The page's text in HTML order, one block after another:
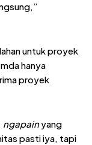
untuk proyek
hanya
proyek
ngapainyang
pasti iya, tapi